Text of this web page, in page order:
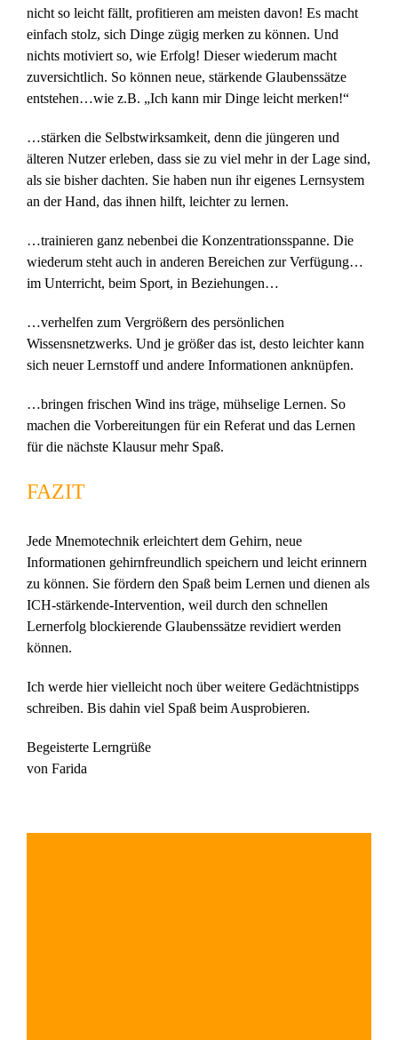
nicht so leicht fällt, profitieren am meisten davon! Es macht
einfach stolz, sich Dinge zügig merken zu können. Und
nichts motiviert so, wie Erfolg! Dieser wiederum macht
zuversichtlich. So können neue, stärkende Glaubenssätze
entstehen…wie z.B. „Ich kann mir Dinge leicht merken!“
…stärken die Selbstwirksamkeit, denn die jüngeren und
älteren Nutzer erleben, dass sie zu viel mehr in der Lage sind,
als sie bisher dachten. Sie haben nun ihr eigenes Lernsystem
an der Hand, das ihnen hilft, leichter zu lernen.
…trainieren ganz nebenbei die Konzentrationsspanne. Die
wiederum steht auch in anderen Bereichen zur Verfügung…
im Unterricht, beim Sport, in Beziehungen…
…verhelfen zum Vergrößern des persönlichen
Wissensnetzwerks. Und je größer das ist, desto leichter kann
sich neuer Lernstoff und andere Informationen anknüpfen.
…bringen frischen Wind ins träge, mühselige Lernen. So
machen die Vorbereitungen für ein Referat und das Lernen
für die nächste Klausur mehr Spaß.
FAZIT
Jede Mnemotechnik erleichtert dem Gehirn, neue
Informationen gehirnfreundlich speichern und leicht erinnern
zu können. Sie fördern den Spaß beim Lernen und dienen als
ICH-stärkende-Intervention, weil durch den schnellen
Lernerfolg blockierende Glaubenssätze revidiert werden
können.
Ich werde hier vielleicht noch über weitere Gedächtnistipps
schreiben. Bis dahin viel Spaß beim Ausprobieren.
Begeisterte Lerngrüße
von Farida